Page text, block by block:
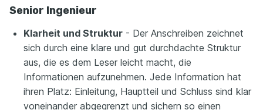
Senior Ingenieur
Klarheit und Struktur - Der Anschreiben zeichnet
sich durch eine klare und gut durchdachte Struktur
aus, die es dem Leser leicht macht, die
Informationen aufzunehmen. Jede Information hat
ihren Platz: Einleitung, Hauptteil und Schluss sind klar
voneinander abgegrenzt und sichern so einen